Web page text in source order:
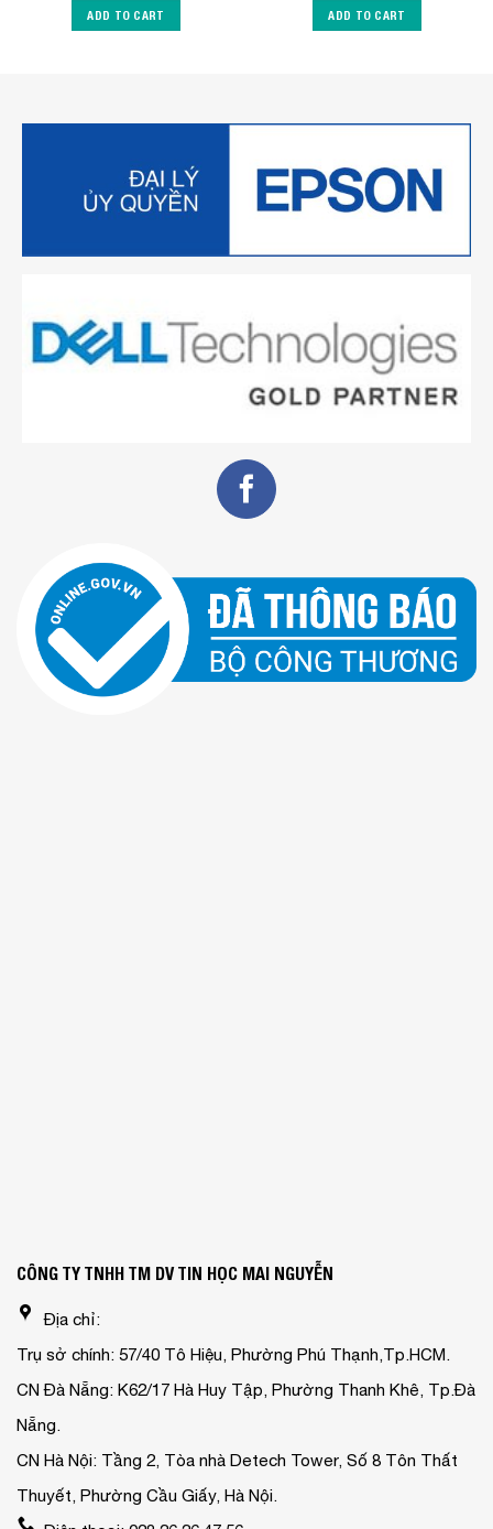
ADD TO CART ADD TO CART
CÔNG TY TNHH TM DV TIN HỌC MAI NGUYỄN
Địa chỉ:
Trụ sở chính: 57/40 Tô Hiệu, Phường Phú Thạnh,Tp.HCM.
CN Đà Nẵng: K62/17 Hà Huy Tập, Phường Thanh Khê, Tp.Đà
Nẵng.
CN Hà Nội: Tầng 2, Tòa nhà Detech Tower, Số 8 Tôn Thất
Thuyết, Phường Cầu Giấy, Hà Nội.